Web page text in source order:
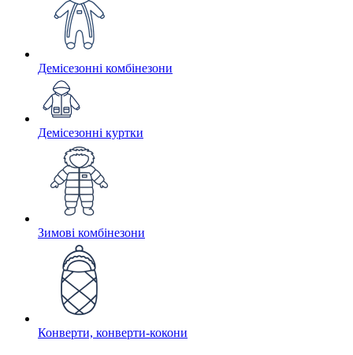
Демісезонні комбінезони
Демісезонні куртки
Зимові комбінезони
Конверти, конверти-кокони